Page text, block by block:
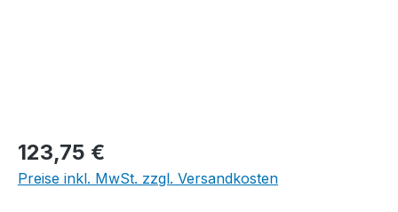
Regulärer Preis:
123,75 €
Preise inkl. MwSt. zzgl. Versandkosten